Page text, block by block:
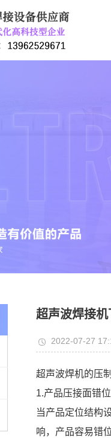
超声波焊接
2022-07-27
超声波焊机的压
1.产品压接面错位
当产品定位结构
响，产品容易错